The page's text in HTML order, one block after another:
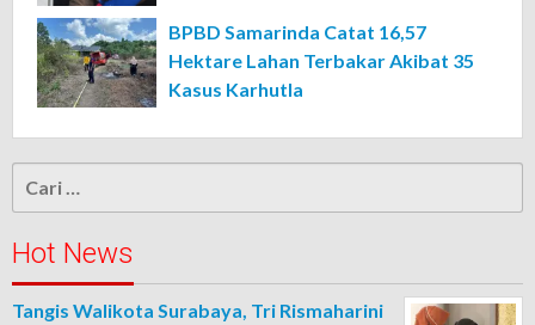
BPBD Samarinda Catat 16,57
Hektare Lahan Terbakar Akibat 35
Kasus Karhutla
Cari
untuk:
Hot News
Tangis Walikota Surabaya, Tri Rismaharini